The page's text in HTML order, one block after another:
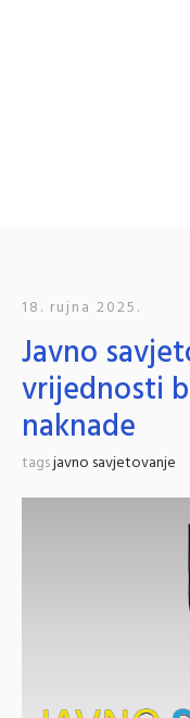
18. rujna 2025.
Javno
vrijednosti
naknade
tagsjavno savjetovanje